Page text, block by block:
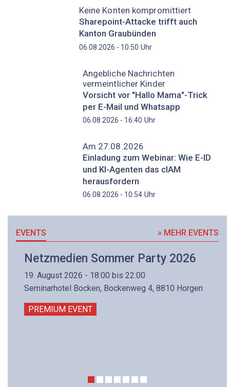
Keine Konten kompromittiert
Sharepoint-Attacke trifft auch
Kanton Graubünden
06.08.2026 - 10:50 Uhr
Angebliche Nachrichten
vermeintlicher Kinder
Vorsicht vor "Hallo Mama"-Trick
per E-Mail und Whatsapp
06.08.2026 - 16:40 Uhr
Am 27.08.2026
Einladung zum Webinar: Wie E-ID
und KI-Agenten das cIAM
herausfordern
06.08.2026 - 10:54Uhr
EVENTS » MEHR EVENTS
Netzmedien Sommer Party 2026
19. August 2026 - 18:00 bis 22:00
Seminarhotel Bocken, Bockenweg 4, 8810 Horgen
PREMIUM EVENT